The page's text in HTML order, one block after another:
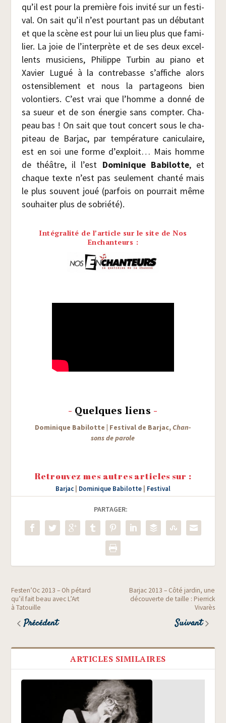
qu’il est pour la pre­mière fois invi­té sur un fes­ti­
val. On sait qu’il n’est pour­tant pas un débu­tant
et que la scène est pour lui un lieu plus que fami­
lier. La joie de l’interprète et de ses deux excel­
lents musi­ciens, Phi­lippe Tur­bin au pia­no et
Xavier Lugué à la contre­basse s’affiche alors
osten­si­ble­ment et nous la par­ta­geons bien
volon­tiers. C’est vrai que l’homme a don­né de
sa sueur et de son éner­gie sans comp­ter. Cha­
peau bas ! On sait que tout concert sous le cha­
pi­teau de Bar­jac, par tem­pé­ra­ture cani­cu­laire,
est en soi une forme d’exploit… Mais homme
de théâtre, il l’est Domi­nique Babi­lotte, et
chaque texte n’est pas seule­ment chan­té mais
le plus sou­vent joué (par­fois on pour­rait même
sou­hai­ter plus de sobriété).
Intégralité de l’article sur le site de Nos
Enchanteurs :
- Quelques liens -
Domi­nique Babi­lotte | Fes­ti­val de Bar­jac,Chan­
sons de parole
Retrouvez mes autres articles sur :
Barjac Dominique Babilotte Festival
PARTAGER:
Festen’Oc 2013 – Oh pétard
qu’il fait beau avec L’Art
à Tatouille
Précédent
Barjac 2013 – Côté jardin, une
découverte de taille : Pierrick
Vivarès
Suivant
ARTICLES SIMILAIRES